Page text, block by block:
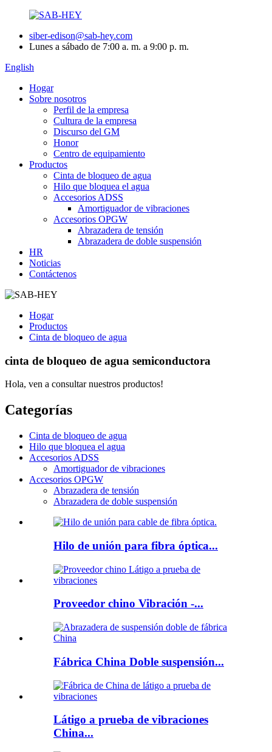
siber-edison@sab-hey.com
Lunes a sábado de 7:00 a. m. a 9:00 p. m.
English
Hogar
Sobre nosotros
Perfil de la empresa
Cultura de la empresa
Discurso del GM
Honor
Centro de equipamiento
Productos
Cinta de bloqueo de agua
Hilo que bloquea el agua
Accesorios ADSS
Amortiguador de vibraciones
Accesorios OPGW
Abrazadera de tensión
Abrazadera de doble suspensión
HR
Noticias
Contáctenos
Hogar
Productos
Cinta de bloqueo de agua
cinta de bloqueo de agua semiconductora
Hola, ven a consultar nuestros productos!
Categorías
Cinta de bloqueo de agua
Hilo que bloquea el agua
Accesorios ADSS
Amortiguador de vibraciones
Accesorios OPGW
Abrazadera de tensión
Abrazadera de doble suspensión
Hilo de unión para fibra óptica...
Proveedor chino Vibración -...
Fábrica China Doble suspensión...
Látigo a prueba de vibraciones
China...